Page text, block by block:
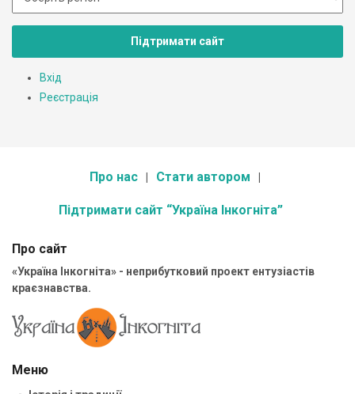
Підтримати сайт
Вхід
Реєстрація
Про нас Стати автором
Підтримати сайт “Україна Інкогніта”
Про сайт
«Україна Інкогніта» - неприбутковий проект ентузіастів
краєзнавства.
Меню